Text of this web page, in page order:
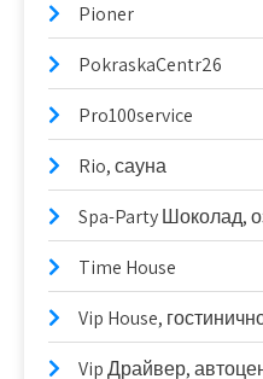
Pioner
PokraskaCentr26
Pro100service
Rio, сауна
Spa-Party Шоколад,
Time House
Vip House,
Vip Драйвер,